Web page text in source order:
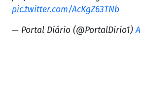
pic.twitter.com/AcKgZ63TNb
— Portal Diário (@PortalDirio1)